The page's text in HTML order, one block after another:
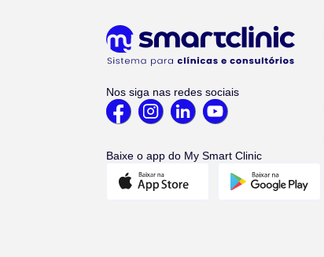
Nos siga nas redes sociais
Baixe o app do My Smart Clinic